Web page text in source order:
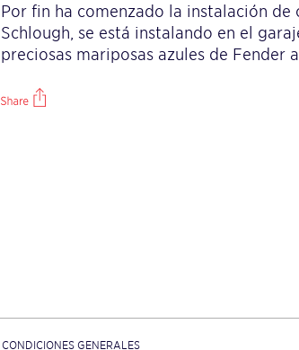
Por fin ha comenzado la instalación
Schlough, se está instalando en el
preciosas mariposas azules de Fender
CONDICIONES GENERALES